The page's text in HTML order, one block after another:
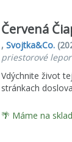
Červená
, Svojtka&Co.
priestorové
Vdýchnite život
stránkach
🌴 Máme na